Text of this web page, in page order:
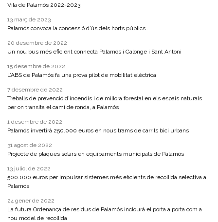
Vila de Palamós 2022-2023
13 març de 2023
Palamós convoca la concessió d’ús dels horts públics
20 desembre de 2022
Un nou bus més eficient connecta Palamós i Calonge i Sant Antoni
15 desembre de 2022
L’ABS de Palamós fa una prova pilot de mobilitat elèctrica
7 desembre de 2022
Treballs de prevenció d’incendis i de millora forestal en els espais naturals
per on transita el camí de ronda, a Palamós
1 desembre de 2022
Palamós invertirà 250.000 euros en nous trams de carrils bici urbans
31 agost de 2022
Projecte de plaques solars en equipaments municipals de Palamós
13 juliol de 2022
500.000 euros per impulsar sistemes més eficients de recollida selectiva a
Palamós
24 gener de 2022
La futura Ordenança de residus de Palamós inclourà el porta a porta com a
nou model de recollida